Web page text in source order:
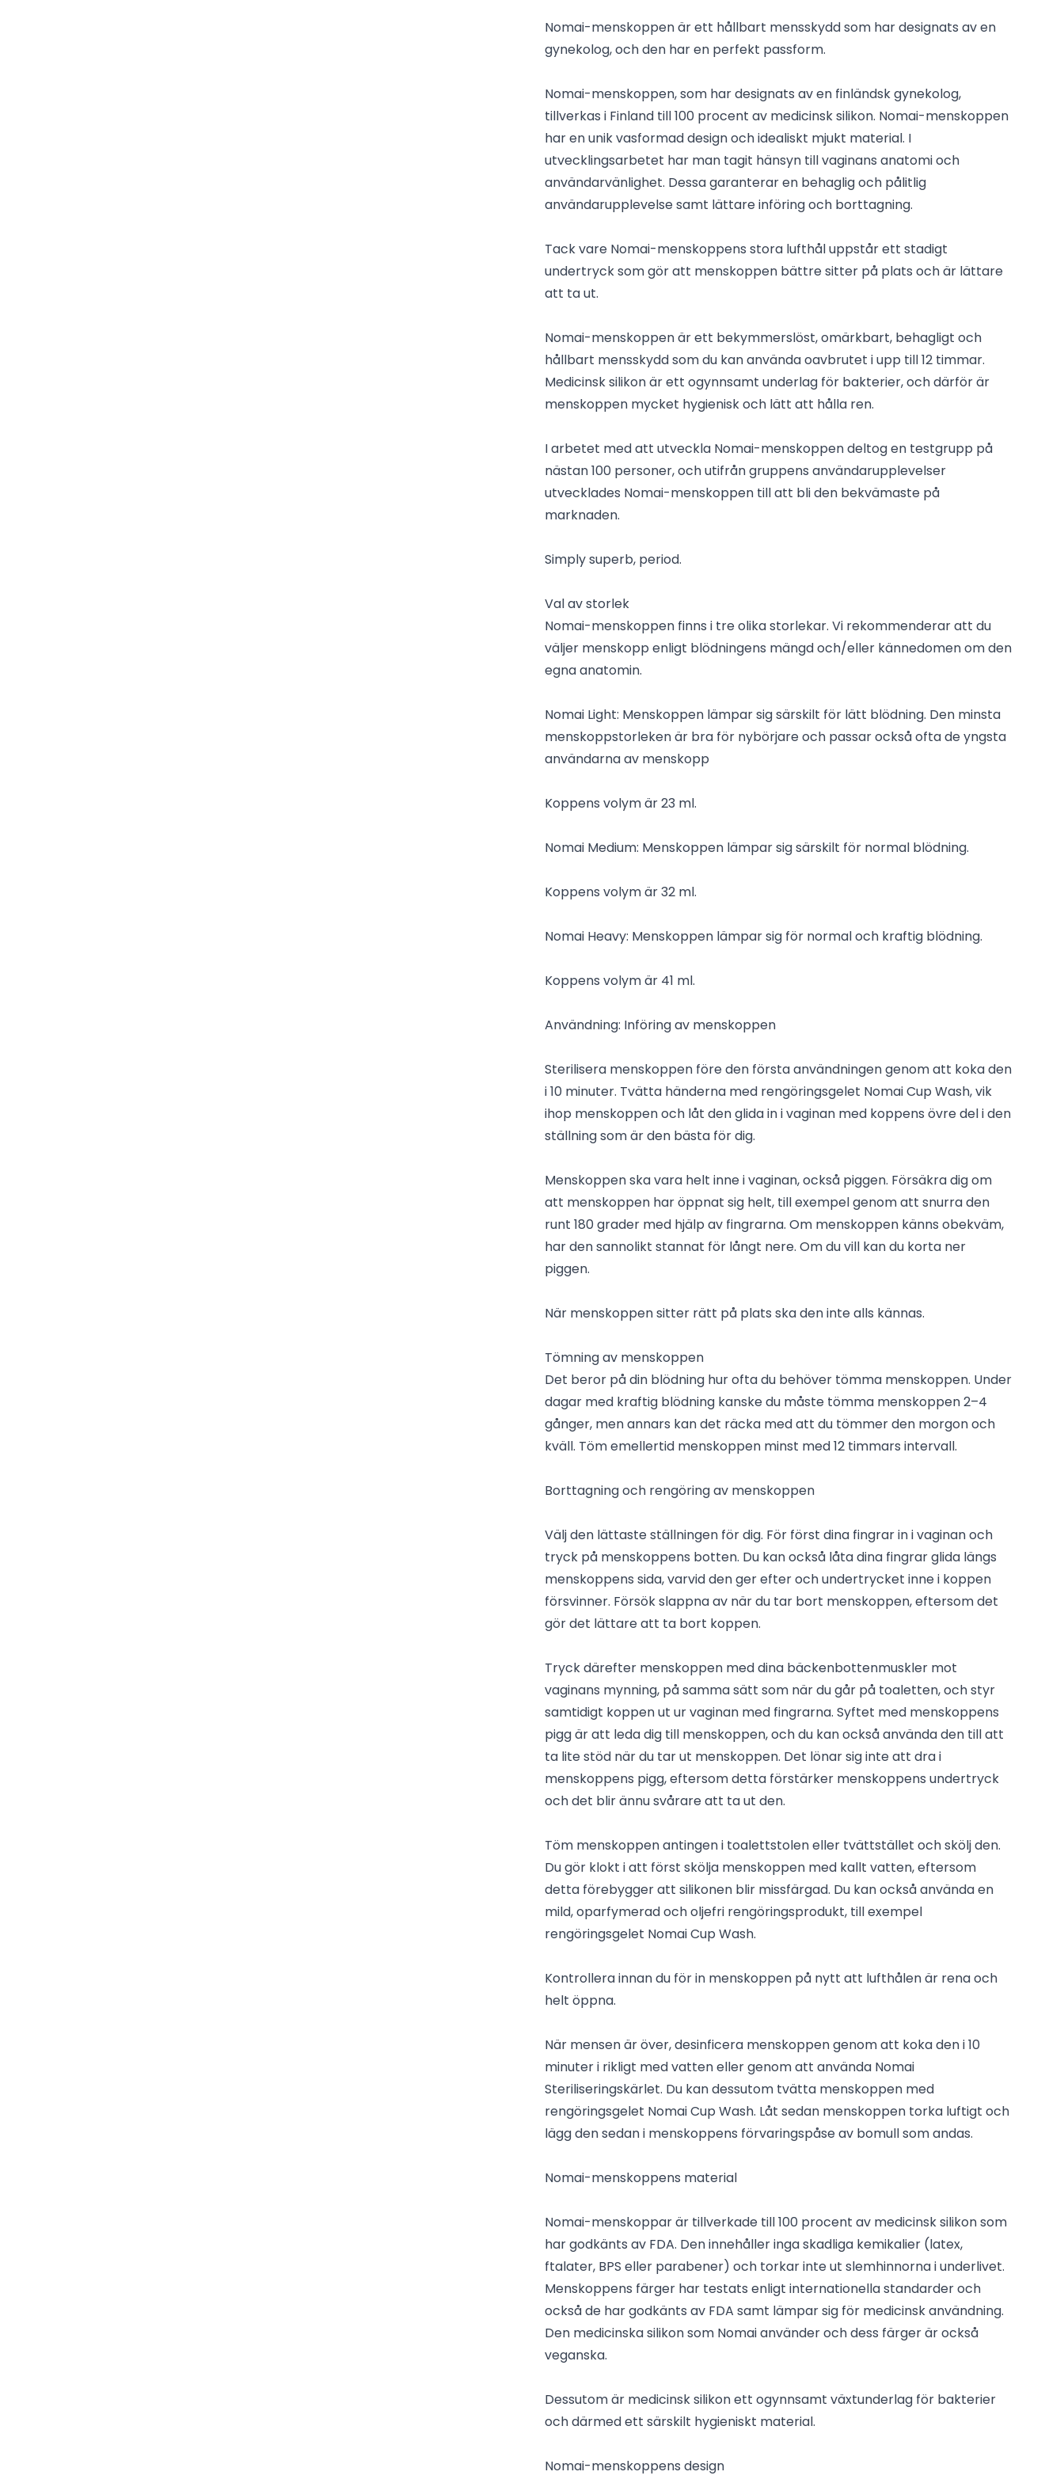
Nomai-menskoppen är ett hållbart mensskydd som har designats av en
gynekolog, och den har en perfekt passform.
Nomai-menskoppen, som har designats av en finländsk gynekolog,
tillverkas i Finland till 100 procent av medicinsk silikon. Nomai-menskoppen
har en unik vasformad design och idealiskt mjukt material. I
utvecklingsarbetet har man tagit hänsyn till vaginans anatomi och
användarvänlighet. Dessa garanterar en behaglig och pålitlig
användarupplevelse samt lättare införing och borttagning.
Tack vare Nomai-menskoppens stora lufthål uppstår ett stadigt
undertryck som gör att menskoppen bättre sitter på plats och är lättare
att ta ut.
Nomai-menskoppen är ett bekymmerslöst, omärkbart, behagligt och
hållbart mensskydd som du kan använda oavbrutet i upp till 12 timmar.
Medicinsk silikon är ett ogynnsamt underlag för bakterier, och därför är
menskoppen mycket hygienisk och lätt att hålla ren.
I arbetet med att utveckla Nomai-menskoppen deltog en testgrupp på
nästan 100 personer, och utifrån gruppens användarupplevelser
utvecklades Nomai-menskoppen till att bli den bekvämaste på
marknaden.
Simply superb, period.
Val av storlek
Nomai-menskoppen finns i tre olika storlekar. Vi rekommenderar att du
väljer menskopp enligt blödningens mängd och/eller kännedomen om den
egna anatomin.
Nomai Light: Menskoppen lämpar sig särskilt för lätt blödning. Den minsta
menskoppstorleken är bra för nybörjare och passar också ofta de yngsta
användarna av menskopp
Koppens volym är 23 ml.
Nomai Medium: Menskoppen lämpar sig särskilt för normal blödning.
Koppens volym är 32 ml.
Nomai Heavy: Menskoppen lämpar sig för normal och kraftig blödning.
Koppens volym är 41 ml.
Användning: Införing av menskoppen
Sterilisera menskoppen före den första användningen genom att koka den
i 10 minuter. Tvätta händerna med rengöringsgelet Nomai Cup Wash, vik
ihop menskoppen och låt den glida in i vaginan med koppens övre del i den
ställning som är den bästa för dig.
Menskoppen ska vara helt inne i vaginan, också piggen. Försäkra dig om
att menskoppen har öppnat sig helt, till exempel genom att snurra den
runt 180 grader med hjälp av fingrarna. Om menskoppen känns obekväm,
har den sannolikt stannat för långt nere. Om du vill kan du korta ner
piggen.
När menskoppen sitter rätt på plats ska den inte alls kännas.
Tömning av menskoppen
Det beror på din blödning hur ofta du behöver tömma menskoppen. Under
dagar med kraftig blödning kanske du måste tömma menskoppen 2–4
gånger, men annars kan det räcka med att du tömmer den morgon och
kväll. Töm emellertid menskoppen minst med 12 timmars intervall.
Borttagning och rengöring av menskoppen
Välj den lättaste ställningen för dig. För först dina fingrar in i vaginan och
tryck på menskoppens botten. Du kan också låta dina fingrar glida längs
menskoppens sida, varvid den ger efter och undertrycket inne i koppen
försvinner. Försök slappna av när du tar bort menskoppen, eftersom det
gör det lättare att ta bort koppen.
Tryck därefter menskoppen med dina bäckenbottenmuskler mot
vaginans mynning, på samma sätt som när du går på toaletten, och styr
samtidigt koppen ut ur vaginan med fingrarna. Syftet med menskoppens
pigg är att leda dig till menskoppen, och du kan också använda den till att
ta lite stöd när du tar ut menskoppen. Det lönar sig inte att dra i
menskoppens pigg, eftersom detta förstärker menskoppens undertryck
och det blir ännu svårare att ta ut den.
Töm menskoppen antingen i toalettstolen eller tvättstället och skölj den.
Du gör klokt i att först skölja menskoppen med kallt vatten, eftersom
detta förebygger att silikonen blir missfärgad. Du kan också använda en
mild, oparfymerad och oljefri rengöringsprodukt, till exempel
rengöringsgelet Nomai Cup Wash.
Kontrollera innan du för in menskoppen på nytt att lufthålen är rena och
helt öppna.
När mensen är över, desinficera menskoppen genom att koka den i 10
minuter i rikligt med vatten eller genom att använda Nomai
Steriliseringskärlet. Du kan dessutom tvätta menskoppen med
rengöringsgelet Nomai Cup Wash. Låt sedan menskoppen torka luftigt och
lägg den sedan i menskoppens förvaringspåse av bomull som andas.
Nomai-menskoppens material
Nomai-menskoppar är tillverkade till 100 procent av medicinsk silikon som
har godkänts av FDA. Den innehåller inga skadliga kemikalier (latex,
ftalater, BPS eller parabener) och torkar inte ut slemhinnorna i underlivet.
Menskoppens färger har testats enligt internationella standarder och
också de har godkänts av FDA samt lämpar sig för medicinsk användning.
Den medicinska silikon som Nomai använder och dess färger är också
veganska.
Dessutom är medicinsk silikon ett ogynnsamt växtunderlag för bakterier
och därmed ett särskilt hygieniskt material.
Nomai-menskoppens design